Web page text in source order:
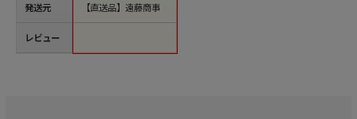
発送元
レビュー
【直送品】遠藤商事